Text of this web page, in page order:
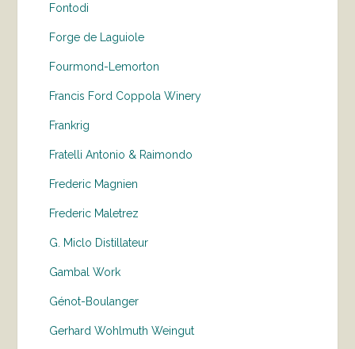
Fontodi
Forge de Laguiole
Fourmond-Lemorton
Francis Ford Coppola Winery
Frankrig
Fratelli Antonio & Raimondo
Frederic Magnien
Frederic Maletrez
G. Miclo Distillateur
Gambal Work
Génot-Boulanger
Gerhard Wohlmuth Weingut